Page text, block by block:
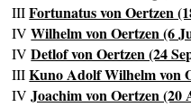
IIIFortunatus von Oertzen
IVWilhelm von Oertzen (6
IVDetlof von Oertzen (24
IIIKuno Adolf Wilhelm von
IVJoachim von Oertzen (20